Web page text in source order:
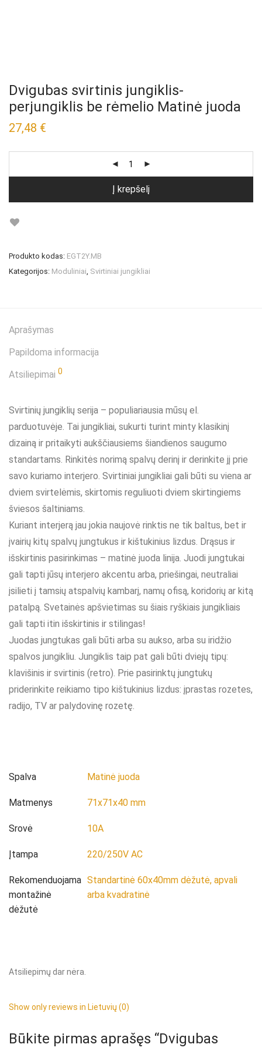
Dvigubas svirtinis jungiklis-
perjungiklis be rėmelio Matinė juoda
27,48 €
Į krepšelį
Produkto kodas: EGT2Y.MB
Kategorijos: Moduliniai, Svirtiniai jungikliai
Aprašymas
Papildoma informacija
Atsiliepimai 0
Svirtinių jungiklių serija – populiariausia mūsų el.
parduotuvėje. Tai jungikliai, sukurti turint minty klasikinį
dizainą ir pritaikyti aukščiausiems šiandienos saugumo
standartams. Rinkitės norimą spalvų derinį ir derinkite jį prie
savo kuriamo interjero. Svirtiniai jungikliai gali būti su viena ar
dviem svirtelėmis, skirtomis reguliuoti dviem skirtingiems
šviesos šaltiniams.
Kuriant interjerą jau jokia naujovė rinktis ne tik baltus, bet ir
įvairių kitų spalvų jungtukus ir kištukinius lizdus. Drąsus ir
išskirtinis pasirinkimas – matinė juoda linija. Juodi jungtukai
gali tapti jūsų interjero akcentu arba, priešingai, neutraliai
įsilieti į tamsių atspalvių kambarį, namų ofisą, koridorių ar kitą
patalpą. Svetainės apšvietimas su šiais ryškiais jungikliais
gali tapti itin išskirtinis ir stilingas!
Juodas jungtukas gali būti arba su aukso, arba su iridžio
spalvos jungikliu. Jungiklis taip pat gali būti dviejų tipų:
klavišinis ir svirtinis (retro). Prie pasirinktų jungtukų
priderinkite reikiamo tipo kištukinius lizdus: įprastas rozetes,
radijo, TV ar palydovinę rozetę.
Spalva Matinė juoda
Matmenys 71x71x40 mm
Srovė 10A
Įtampa 220/250V AC
Rekomenduojama
montažinė
dėžutė
Standartinė 60x40mm dėžutė, apvali
arba kvadratinė
Atsiliepimų dar nėra.
Show only reviews in Lietuvių (0)
Būkite pirmas aprašęs “Dvigubas